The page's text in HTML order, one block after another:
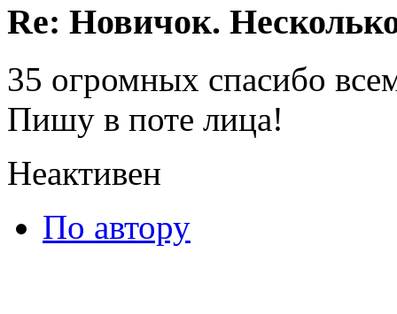
Re: Новичок.
35 огромных спасибо
Пишу в поте лица!
Неактивен
По автору